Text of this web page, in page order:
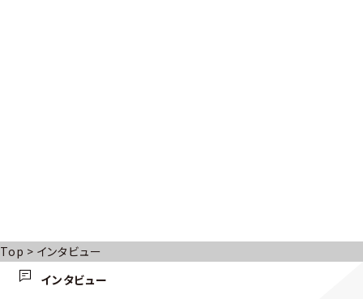
Top > インタビュー
インタビュー